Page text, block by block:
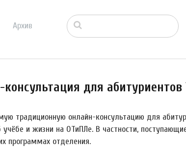
Архив
для абитуриентов
традиционную онлайн-консультацию для
и жизни на ОТиПЛе. В частности,
программах отделения.